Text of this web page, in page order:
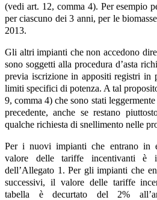
(vedi art. 12, comma 4). Per esempio
per ciascuno dei 3 anni, per le
2013.
Gli altri impianti che non accedono
sono soggetti alla procedura d’asta
previa iscrizione in appositi registri in
limiti specifici di potenza. A tal
9, comma 4) che sono stati
precedente, anche se restano
qualche richiesta di snellimento nelle
Per i nuovi impianti che entrano in
valore delle tariffe incentivanti è
dell’Allegato 1. Per gli impianti che
successivi, il valore delle tariffe
tabella è decurtato del 2%